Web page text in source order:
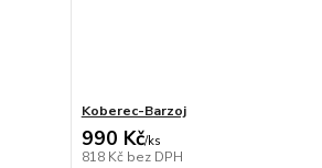
Koberec-Barzoj
990 Kč/ks
818 Kč bez DPH